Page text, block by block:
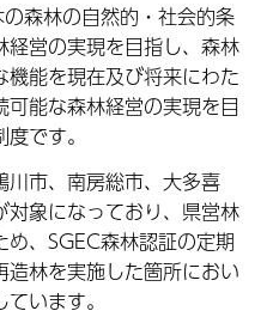
森林の自然的・社会的条
営の実現を目指し、森林
能を現在及び将来にわた
能な森林経営の実現を目
です。
市、南房総市、大多喜
象になっており、県営林
、SGEC森林認証の定期
林を実施した箇所におい
います。